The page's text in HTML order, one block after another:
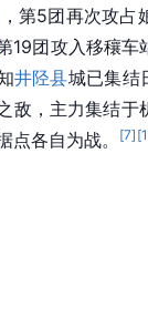
第5团再次攻占
19团攻入移穰车
井陉县城已集结
敌，主力集结于
点各自为战。
[7] [